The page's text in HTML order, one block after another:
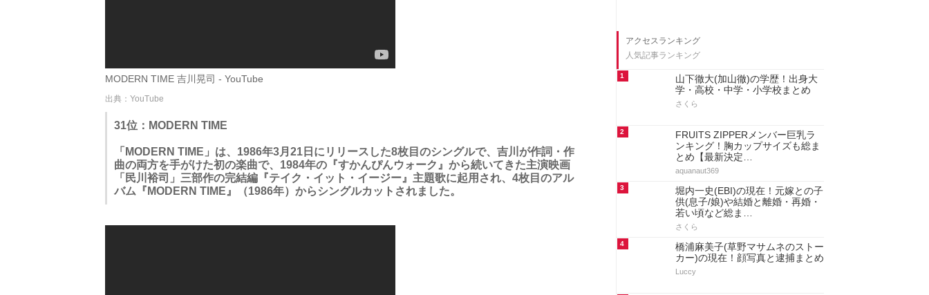
MODERN TIME 吉川晃司 - YouTube
出典：YouTube
31位：MODERN TIME
「MODERN TIME」は、1986年3月21日にリリースした8枚目のシングルで、吉川が作詞・作
曲の両方を手がけた初の楽曲で、1984年の『すかんぴんウォーク』から続いてきた主演映画
「民川裕司」三部作の完結編『テイク・イット・イージー』主題歌に起用され、4枚目のアル
バム『MODERN TIME』（1986年）からシングルカットされました。
アクセスランキング
人気記事ランキング
1
山下徹大(加山徹)の学歴！出身大
学・高校・中学・小学校まとめ
さくら
2
FRUITS ZIPPERメンバー巨乳ラ
ンキング！胸カップサイズも総ま
とめ【最新決定…
aquanaut369
3
堀内一史(EBI)の現在！元嫁との子
供(息子/娘)や結婚と離婚・再婚・
若い頃など総ま…
さくら
4
橋浦麻美子(草野マサムネのストー
カー)の現在！顔写真と逮捕まとめ
Luccy